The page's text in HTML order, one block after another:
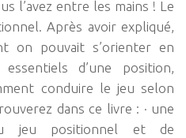
l’avez entre les mains ! Le
Après avoir expliqué,
on pouvait s’orienter en
d’une position,
conduire le jeu selon
dans ce livre : · une
jeu positionnel et de